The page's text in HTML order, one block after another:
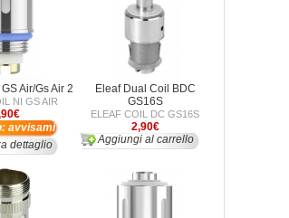
Air/Gs Air 2
NI GS AIR
avvisami
dettaglio
Eleaf Dual Coil BDC
GS16S
ELEAF COIL DC GS16S
2,90€
Aggiungi al carrello